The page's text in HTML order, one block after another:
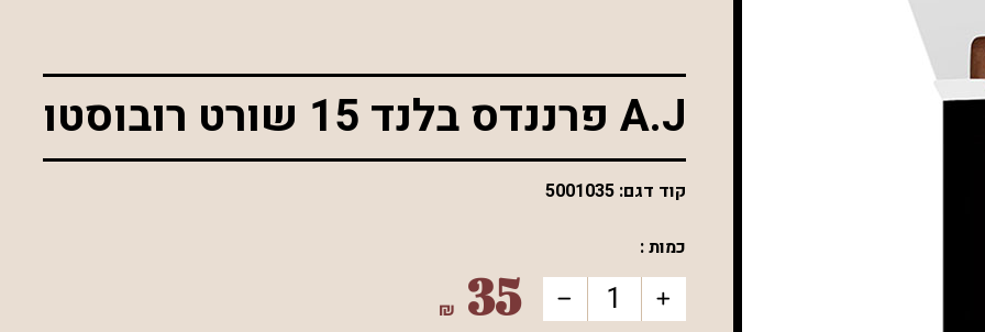
A.J פרננדס בלנד 15 שורט רובוסטו
קוד דגם:5001035
כמות :
35
₪